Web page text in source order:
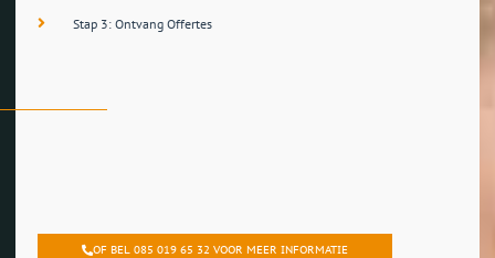
Stap 3: Ontvang Offertes
OF BEL 085 019 65 32 VOOR MEER INFORMATIE